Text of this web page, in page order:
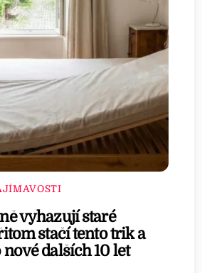
vyhazují staré
stačí tento trik a
dalších 10 let